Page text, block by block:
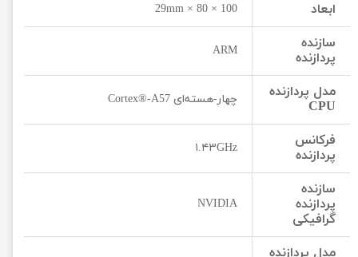
ابعاد 100 × 80 × 29mm
سازنده
پردازنده
ARM
مدل پردازنده
CPU
چهار-هسته‌ای Cortex®-A57
فرکانس
پردازنده
۱.۴۳GHz
سازنده
پردازنده
گرافیکی
NVIDIA
مدل پردازنده